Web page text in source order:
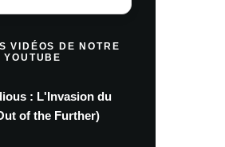
VIDÉOS DE NOTRE
: L'Invasion du
of the Further)